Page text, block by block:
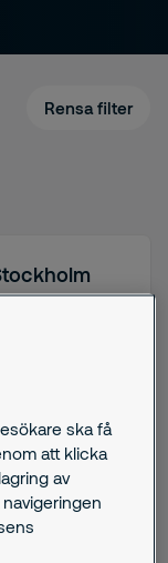
Rensa filter
ska få
att klicka
av